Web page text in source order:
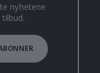
nyhetene